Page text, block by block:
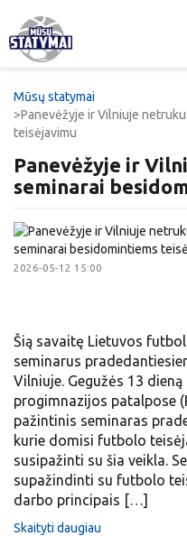
Mūsų statymai
Panevėžyje ir Vilniuje
teisėjavimu
Panevėžyje ir
seminarai
2026-05-12 15:00
Šią savaitę Lietuvos
seminarus
Vilniuje. Gegužės 13
progimnazijos patalpose
pažintinis seminaras
kurie domisi futbolo
susipažinti su šia veikla.
supažindinti su futbolo
darbo principais […]
Skaityti daugiau